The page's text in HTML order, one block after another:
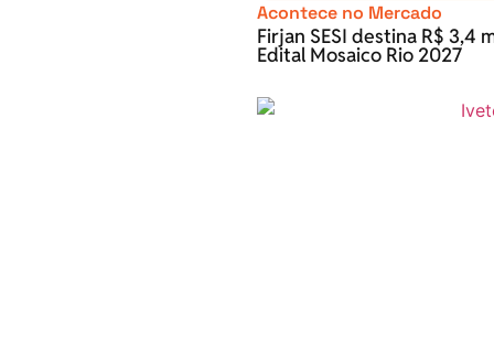
Acontece no Mercado
Firjan SESI destina R$ 3,4
Edital Mosaico Rio 2027